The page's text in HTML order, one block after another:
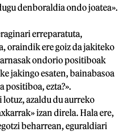
denboraldia ondo joatea».
erreparatuta,
oraindik ere goiz da jakiteko
ondorio positiboak
jakingo esaten, bainabasoa
positiboa, ezta?».
azaldu du aurreko
izan direla. Hala ere,
beharrean, eguraldiari